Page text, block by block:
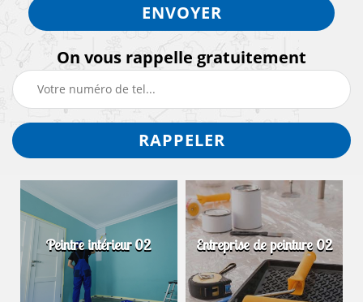
On vous rappelle gratuitement
Peintre intérieur 02 Entreprise de peinture 02